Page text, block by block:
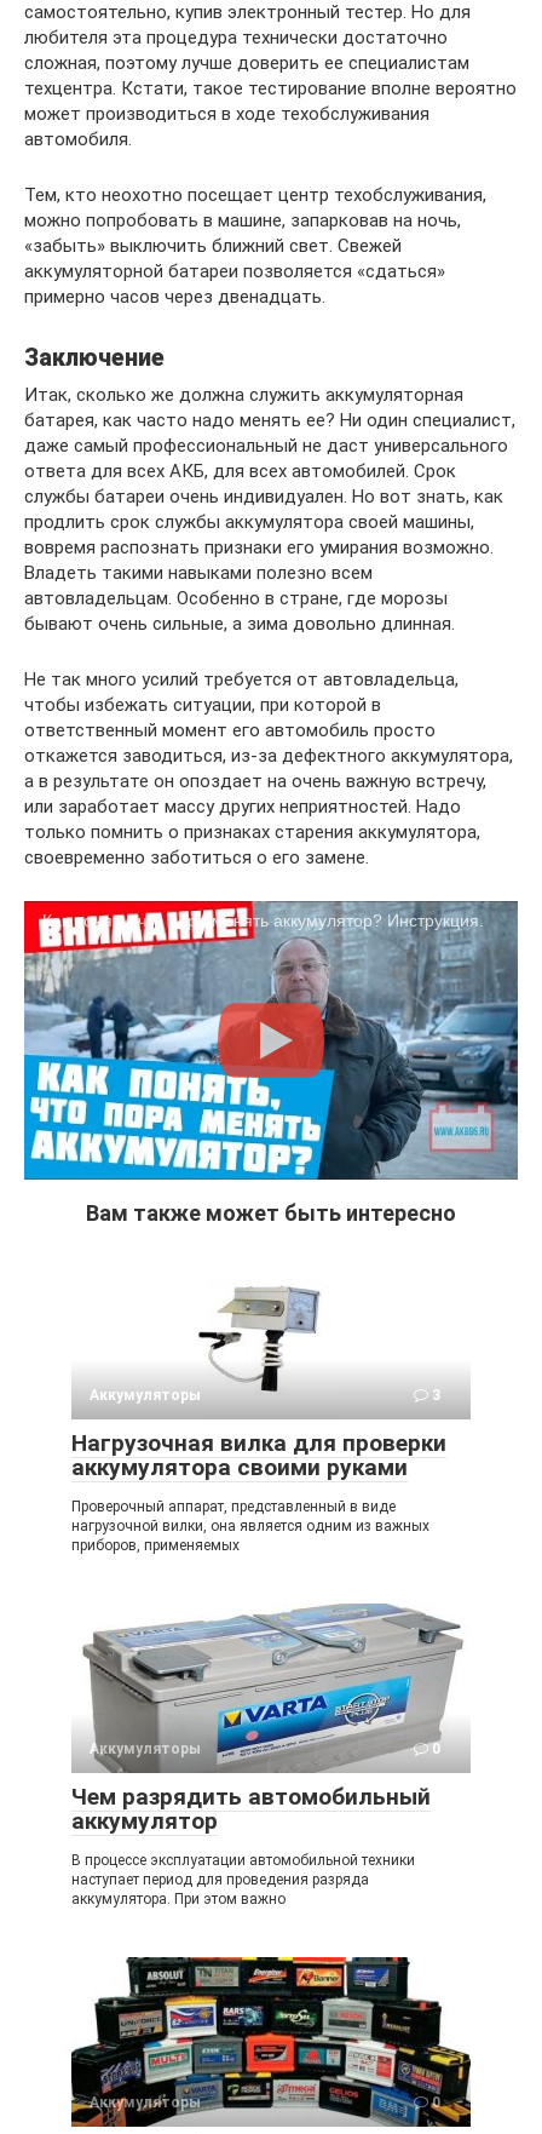
самостоятельно, купив электронный тестер. Но для
любителя эта процедура технически достаточно
сложная, поэтому лучше доверить ее специалистам
техцентра. Кстати, такое тестирование вполне вероятно
может производиться в ходе техобслуживания
автомобиля.
Тем, кто неохотно посещает центр техобслуживания,
можно попробовать в машине, запарковав на ночь,
«забыть» выключить ближний свет. Свежей
аккумуляторной батареи позволяется «сдаться»
примерно часов через двенадцать.
Заключение
Итак, сколько же должна служить аккумуляторная
батарея, как часто надо менять ее? Ни один специалист,
даже самый профессиональный не даст универсального
ответа для всех АКБ, для всех автомобилей. Срок
службы батареи очень индивидуален. Но вот знать, как
продлить срок службы аккумулятора своей машины,
вовремя распознать признаки его умирания возможно.
Владеть такими навыками полезно всем
автовладельцам. Особенно в стране, где морозы
бывают очень сильные, а зима довольно длинная.
Не так много усилий требуется от автовладельца,
чтобы избежать ситуации, при которой в
ответственный момент его автомобиль просто
откажется заводиться, из-за дефектного аккумулятора,
а в результате он опоздает на очень важную встречу,
или заработает массу других неприятностей. Надо
только помнить о признаках старения аккумулятора,
своевременно заботиться о его замене.
Как понять, что пора менять аккумулятор? Инструкция.
Вам также может быть интересно
Аккумуляторы 3
Нагрузочная вилка для проверки
аккумулятора своими руками
Проверочный аппарат, представленный в виде
нагрузочной вилки, она является одним из важных
приборов, применяемых
Аккумуляторы 0
Чем разрядить автомобильный
аккумулятор
В процессе эксплуатации автомобильной техники
наступает период для проведения разряда
аккумулятора. При этом важно
Аккумуляторы 0